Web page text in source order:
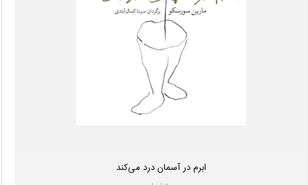
ابرم در آسمان درد می‌کند